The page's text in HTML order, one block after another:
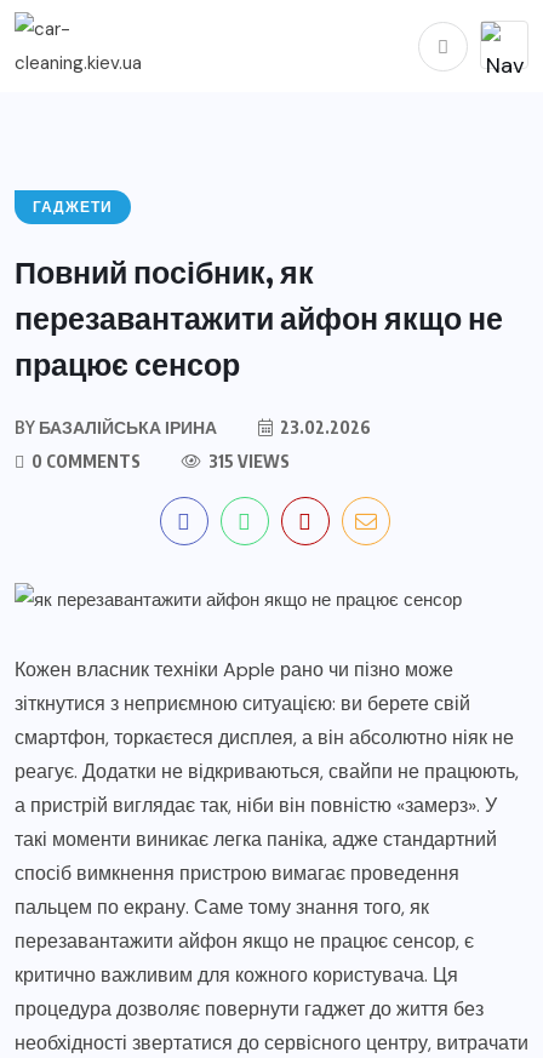
ГАДЖЕТИ
Повний посібник, як
перезавантажити айфон якщо не
працює сенсор
BY БАЗАЛІЙСЬКА ІРИНА
23.02.2026
0 COMMENTS
315 VIEWS
Кожен власник техніки Apple рано чи пізно може
зіткнутися з неприємною ситуацією: ви берете свій
смартфон, торкаєтеся дисплея, а він абсолютно ніяк не
реагує. Додатки не відкриваються, свайпи не працюють,
а пристрій виглядає так, ніби він повністю «замерз». У
такі моменти виникає легка паніка, адже стандартний
спосіб вимкнення пристрою вимагає проведення
пальцем по екрану. Саме тому знання того, як
перезавантажити айфон якщо не працює сенсор, є
критично важливим для кожного користувача. Ця
процедура дозволяє повернути гаджет до життя без
необхідності звертатися до сервісного центру, витрачати